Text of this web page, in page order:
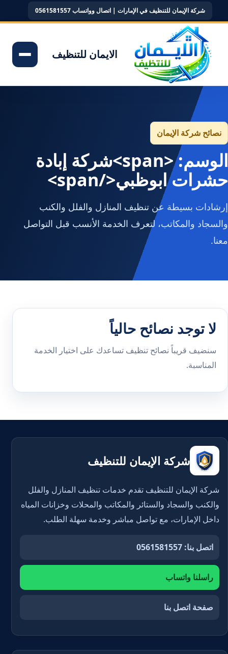
شركة الإيمان للتنظيف في الإمارات | اتصال وواتساب 0561581557
الايمان للتنظيف
نصائح شركة الإيمان
الوسم: <span>شركة إبادة
حشرات ابوظبي</span>
إرشادات بسيطة عن تنظيف المنازل والفلل والكنب
والسجاد والمكاتب، لتعرف الخدمة الأنسب قبل التواصل
معنا.
لا توجد نصائح حالياً
سنضيف قريباً نصائح تنظيف تساعدك على اختيار الخدمة
المناسبة.
شركة الإيمان للتنظيف
شركة الإيمان للتنظيف تقدم خدمات تنظيف المنازل والفلل
والكنب والسجاد والستائر والمكاتب والمحلات وخزانات المياه
داخل الإمارات، مع تواصل مباشر وخدمة سهلة الطلب.
اتصل بنا: 0561581557
راسلنا واتساب
صفحة اتصل بنا